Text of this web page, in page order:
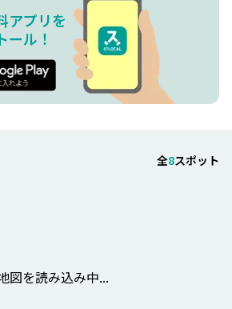
アプリを
ール！
全8スポット
図を読み込み中...